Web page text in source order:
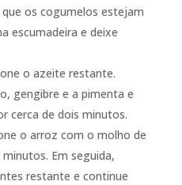
os cogumelos estejam
escumadeira e deixe
o azeite restante.
gengibre e a pimenta e
cerca de dois minutos.
o arroz com o molho de
Em seguida,
restante e continue